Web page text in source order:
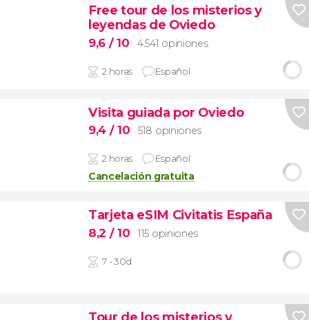
Free tour de los misterios y
leyendas de Oviedo
9,6 / 10 4.541 opiniones
2 horas Español
Visita guiada por Oviedo
9,4 / 10 518 opiniones
2 horas Español
Cancelación gratuita
Tarjeta eSIM Civitatis España
8,2 / 10 115 opiniones
7 - 30d